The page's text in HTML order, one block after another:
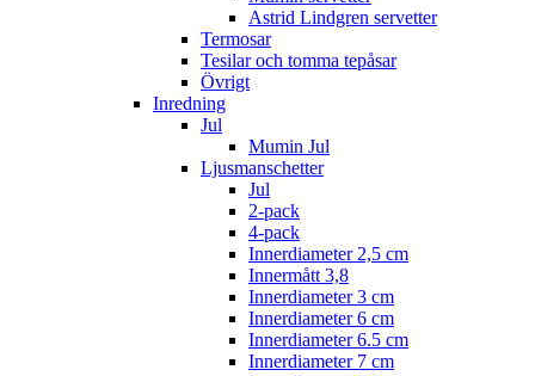
Astrid Lindgren servetter
Termosar
Tesilar och tomma tepåsar
Övrigt
Inredning
Jul
Mumin Jul
Ljusmanschetter
Jul
2-pack
4-pack
Innerdiameter 2,5 cm
Innermått 3,8
Innerdiameter 3 cm
Innerdiameter 6 cm
Innerdiameter 6.5 cm
Innerdiameter 7 cm